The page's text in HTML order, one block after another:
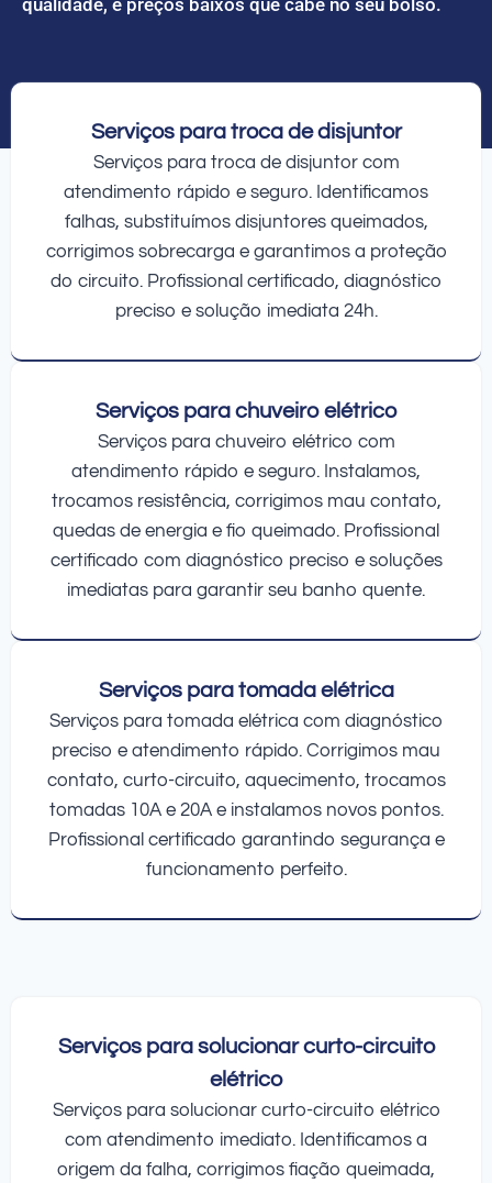
Serviços para troca de disjuntor
Serviços para troca de disjuntor com
atendimento rápido e seguro. Identificamos
falhas, substituímos disjuntores queimados,
corrigimos sobrecarga e garantimos a proteção
do circuito. Profissional certificado, diagnóstico
preciso e solução imediata 24h.
Serviços para chuveiro elétrico
Serviços para chuveiro elétrico com
atendimento rápido e seguro. Instalamos,
trocamos resistência, corrigimos mau contato,
quedas de energia e fio queimado. Profissional
certificado com diagnóstico preciso e soluções
imediatas para garantir seu banho quente.
Serviços para tomada elétrica
Serviços para tomada elétrica com diagnóstico
preciso e atendimento rápido. Corrigimos mau
contato, curto-circuito, aquecimento, trocamos
tomadas 10A e 20A e instalamos novos pontos.
Profissional certificado garantindo segurança e
funcionamento perfeito.
Serviços para solucionar curto-circuito
elétrico
Serviços para solucionar curto-circuito elétrico
com atendimento imediato. Identificamos a
origem da falha, corrigimos fiação queimada,